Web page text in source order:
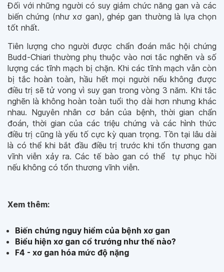
Đối với những người có suy giảm chức năng gan và các
biến chứng (như xơ gan), ghép gan thường là lựa chọn
tốt nhất.
Tiên lượng cho người được chẩn đoán mắc hội chứng
Budd-Chiari thường phụ thuộc vào nơi tắc nghẽn và số
lượng các tĩnh mạch bị chặn. Khi các tĩnh mạch vẫn còn
bị tắc hoàn toàn, hầu hết mọi người nếu không được
điều trị sẽ tử vong vì suy gan trong vòng 3 năm. Khi tắc
nghẽn là không hoàn toàn tuổi thọ dài hơn nhưng khác
nhau. Nguyên nhân cơ bản của bệnh, thời gian chẩn
đoán, thời gian của các triệu chứng và các hình thức
điều trị cũng là yếu tố cực kỳ quan trọng. Tồn tại lâu dài
là có thể khi bắt đầu điều trị trước khi tổn thương gan
vĩnh viễn xảy ra. Các tế bào gan có thể tự phục hồi
nếu không có tổn thương vĩnh viễn.
Xem thêm:
Biến chứng nguy hiểm của bệnh xơ gan
Biểu hiện xơ gan cổ trướng như thế nào?
F4 - xơ gan hóa mức độ nặng